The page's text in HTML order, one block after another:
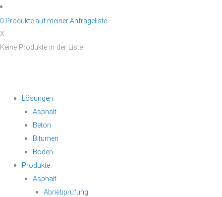
Zum
Inhalt
springen
0 Produkte auf meiner Anfrageliste
X
Keine Produkte in der Liste
Lösungen
Asphalt
Beton
Bitumen
Boden
Produkte
Asphalt
Abriebprüfung